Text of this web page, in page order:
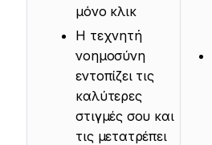
μόνο κλικ
Η τεχνητή
νοημοσύνη
εντοπίζει τις
καλύτερες
στιγμές σου και
τις μετατρέπει